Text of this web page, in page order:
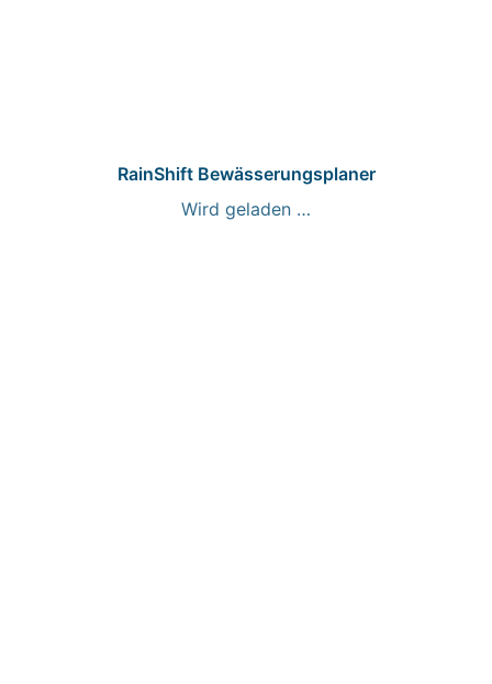
RainShift Bewässerungsplaner
Wird geladen …